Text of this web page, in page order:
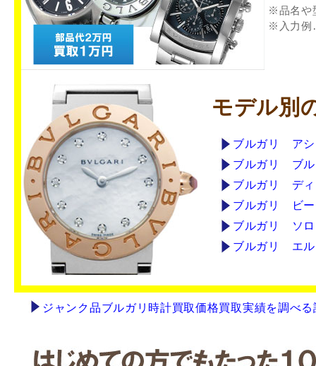
※品名や
※入力例
モデル別
ブルガリ ア
ブルガリ ブ
ブルガリ デ
ブルガリ ビ
ブルガリ ソ
ブルガリ エ
ジャンク品ブルガリ時計買取価格買取実績を調べ